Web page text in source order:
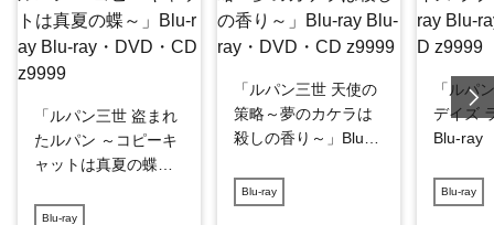
「ルパン三世 盗まれ
たルパン ～コピーキ
ャットは真夏の蝶
Blu-ray
「ルパン三世 天使の
策略～夢のカケラは
殺しの香り～」Blu-r
Blu-ray
「ルパ
デイズ
Blu-ray
Blu-ray